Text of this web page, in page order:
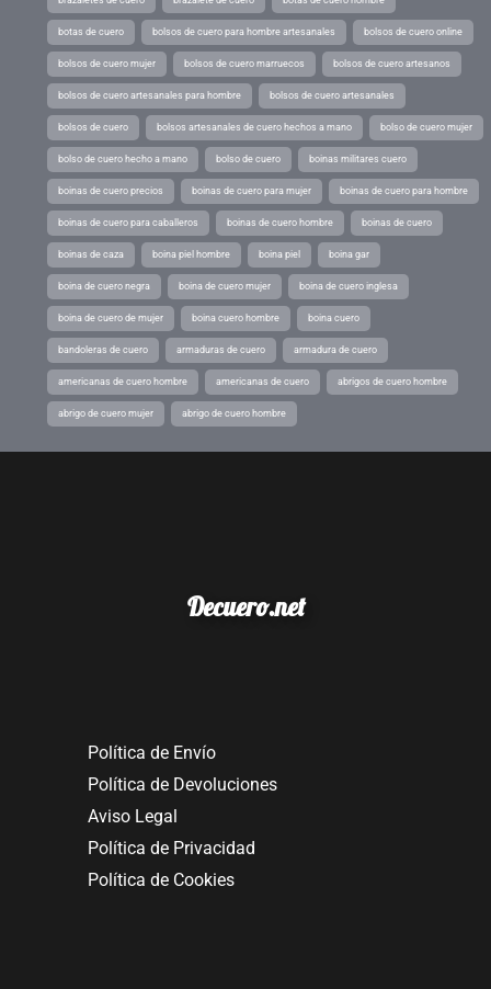
botas de cuero bolsos de cuero para hombre artesanales bolsos de cuero online
bolsos de cuero mujer bolsos de cuero marruecos bolsos de cuero artesanos
bolsos de cuero artesanales para hombre bolsos de cuero artesanales
bolsos de cuero bolsos artesanales de cuero hechos a mano bolso de cuero mujer
bolso de cuero hecho a mano bolso de cuero boinas militares cuero
boinas de cuero precios boinas de cuero para mujer boinas de cuero para hombre
boinas de cuero para caballeros boinas de cuero hombre boinas de cuero
boinas de caza boina piel hombre boina piel boina gar
boina de cuero negra boina de cuero mujer boina de cuero inglesa
boina de cuero de mujer boina cuero hombre boina cuero
bandoleras de cuero armaduras de cuero armadura de cuero
americanas de cuero hombre americanas de cuero abrigos de cuero hombre
abrigo de cuero mujer abrigo de cuero hombre
Decuero.net
Política de Envío
Política de Devoluciones
Aviso Legal
Política de Privacidad
Política de Cookies